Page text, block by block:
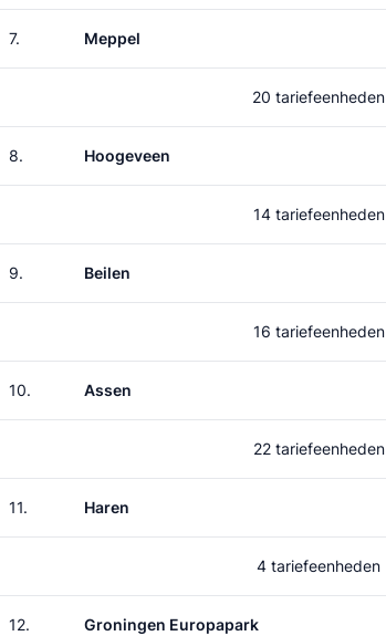
7. Meppel
20 tariefeenheden
8. Hoogeveen
14 tariefeenheden
9. Beilen
16 tariefeenheden
10. Assen
22 tariefeenheden
11. Haren
4 tariefeenheden
12. Groningen Europapark